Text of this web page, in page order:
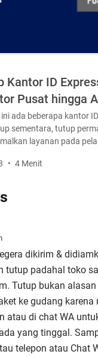
Kantor ID
Pusat hingga
ada beberapa kantor
sementara, tutup
layanan pada
4 Menit
dikirim &
tutup padahal toko
Tutup bukan
ke gudang karena
atau di chat WA
yang tinggal.
telepon atau Chat